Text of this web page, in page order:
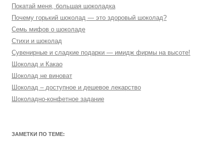
Покатай меня, большая шоколадка
Почему горький шоколад — это здоровый шоколад?
Семь мифов о шоколаде
Стихи и шоколад
Сувенирные и сладкие подарки — имидж фирмы на высоте!
Шоколад и Какао
Шоколад не виноват
Шоколад – доступное и дешевое лекарство
Шоколадно-конфетное задание
ЗАМЕТКИ ПО ТЕМЕ: